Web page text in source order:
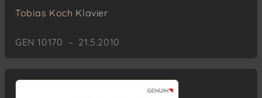
Tobias Koch Klavier
GEN 10170 – 21.5.2010